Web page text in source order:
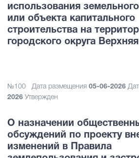
использования
или объекта капитального
строительства на
городского округа
№100 Дата размещения 05-06-2026
2026 Утвержден
О назначении
обсуждений по проекту
изменений в Правила